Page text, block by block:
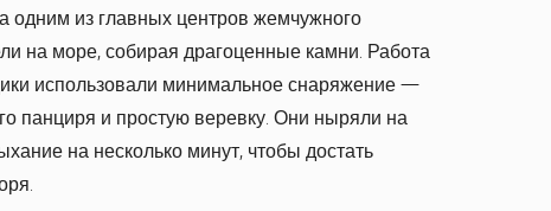
одним из главных центров жемчужного
на море, собирая драгоценные камни. Работа
использовали минимальное снаряжение —
панциря и простую веревку. Они ныряли на
на несколько минут, чтобы достать